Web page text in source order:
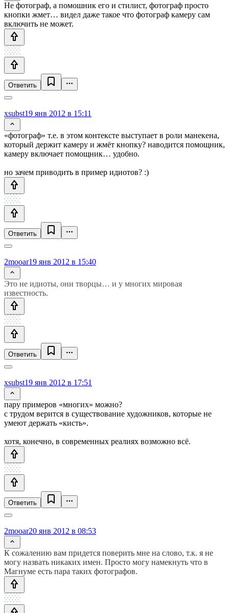
Не фотограф, а помошник его и стилист, фотограф просто
кнопки жмет… видел даже такое что фотограф камеру сам
включить не может.
Ответить
xsubst19 янв 2012 в 15:11
«фотограф» т.е. в этом контексте выступает в роли манекена,
который держит камеру и жмёт кнопку? наводится помощник,
камеру включает помощник… удобно.
но зачем приводить в пример идиотов? :)
Ответить
2mooar19 янв 2012 в 15:40
Это не идиоты, они творцы… и у многих мировая
известность.
Ответить
xsubst19 янв 2012 в 17:51
пару примеров «многих» можно?
с трудом верится в существование художников, которые не
умеют держать «кисть».
хотя, конечно, в современных реалиях возможно всё.
Ответить
2mooar20 янв 2012 в 08:53
К сожалению вам придется поверить мне на слово, т.к. я не
могу назвать никаких имен. Просто могу намекнуть что в
Магнуме есть пара таких фотографов.